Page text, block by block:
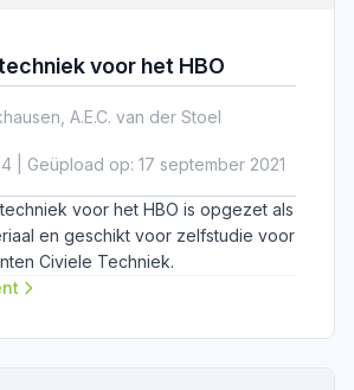
voor het HBO
A.E.C. van der Stoel
| Geüpload op: 17 september 2021
voor het HBO is opgezet als
en geschikt voor zelfstudie voor
Civiele Techniek.